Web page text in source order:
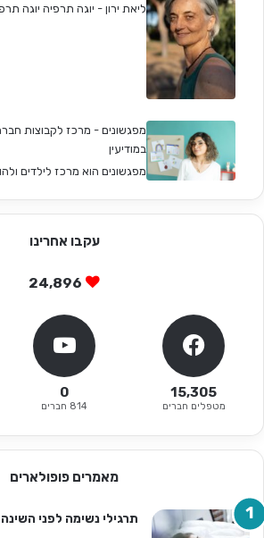
ליאת ירון - יוגה תרפיה יוגה
מפגשונים - מרכז לקבוצות
במודיעין
מפגשונים הוא מרכז לילדים
עקבו אחרינו
24,896
15,305
מטפלים חברים
0
814 חברים
מאמרים פופולארים
תרגילי נשימה לפני